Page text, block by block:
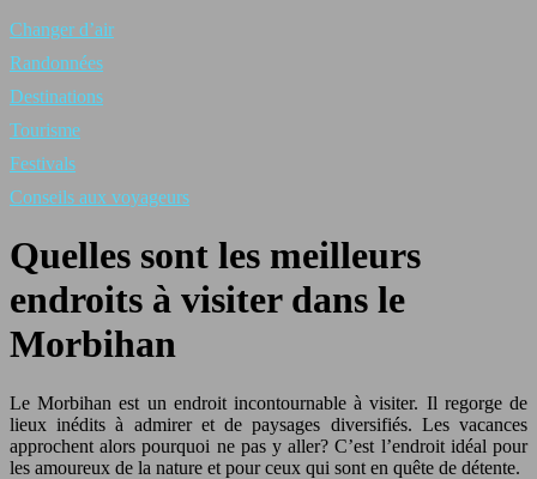
Changer d’air
Randonnées
Destinations
Tourisme
Festivals
Conseils aux voyageurs
Quelles sont les meilleurs
endroits à visiter dans le
Morbihan
Le Morbihan est un endroit incontournable à visiter. Il regorge de
lieux inédits à admirer et de paysages diversifiés. Les vacances
approchent alors pourquoi ne pas y aller? C’est l’endroit idéal pour
les amoureux de la nature et pour ceux qui sont en quête de détente.